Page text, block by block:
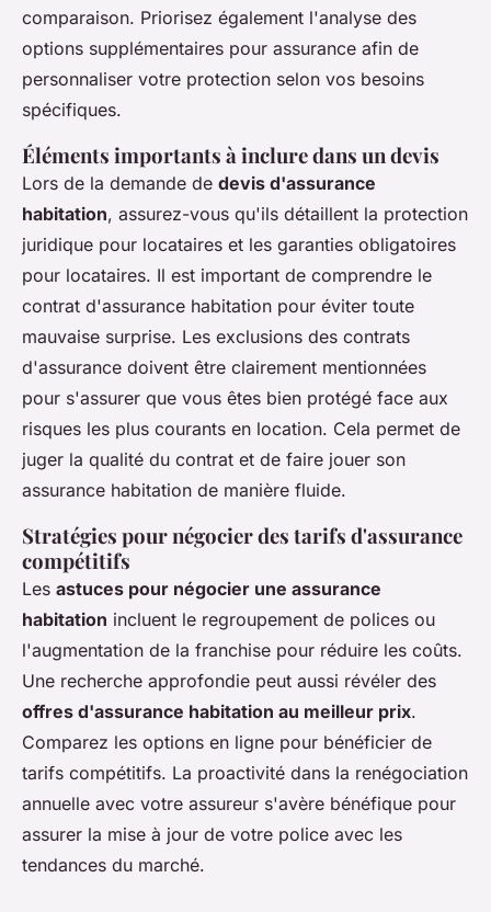
comparaison. Priorisez également l'analyse des
options supplémentaires pour assurance afin de
personnaliser votre protection selon vos besoins
spécifiques.
Éléments importants à inclure dans un devis
Lors de la demande de devis d'assurance
habitation, assurez-vous qu'ils détaillent la protection
juridique pour locataires et les garanties obligatoires
pour locataires. Il est important de comprendre le
contrat d'assurance habitation pour éviter toute
mauvaise surprise. Les exclusions des contrats
d'assurance doivent être clairement mentionnées
pour s'assurer que vous êtes bien protégé face aux
risques les plus courants en location. Cela permet de
juger la qualité du contrat et de faire jouer son
assurance habitation de manière fluide.
Stratégies pour négocier des tarifs d'assurance
compétitifs
Les astuces pour négocier une assurance
habitation incluent le regroupement de polices ou
l'augmentation de la franchise pour réduire les coûts.
Une recherche approfondie peut aussi révéler des
offres d'assurance habitation au meilleur prix.
Comparez les options en ligne pour bénéficier de
tarifs compétitifs. La proactivité dans la renégociation
annuelle avec votre assureur s'avère bénéfique pour
assurer la mise à jour de votre police avec les
tendances du marché.